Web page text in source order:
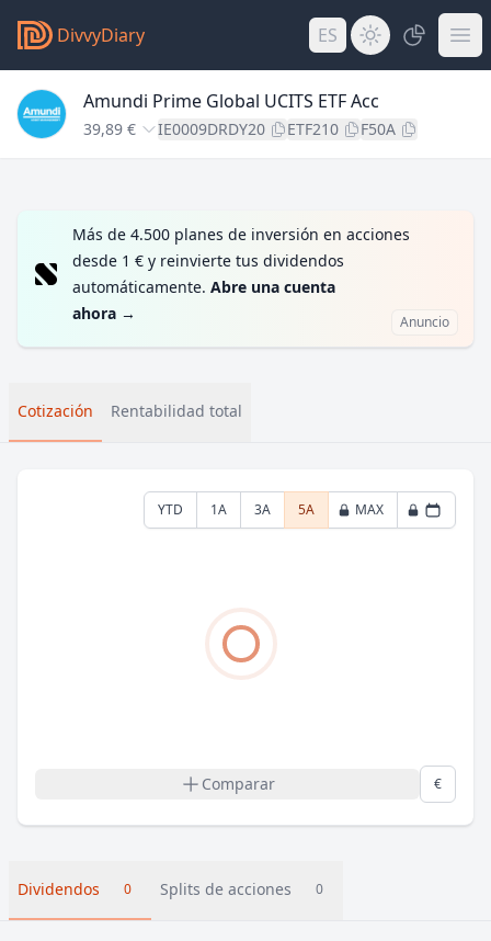
DivvyDiary ES
Amundi Prime Global UCITS ETF Acc
39,89 € IE0009DRDY20 ETF210 F50A
Más de 4.500 planes de inversión en acciones
desde 1 € y reinvierte tus dividendos
automáticamente. Abre una cuenta
ahora → Anuncio
Cotización Rentabilidad total
YTD 1A 3A 5A MAX
Comparar €
Dividendos 0 Splits de acciones 0